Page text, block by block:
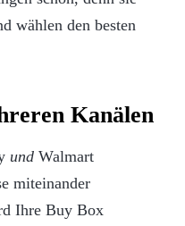
wählen den besten
Kanälen
und Walmart
miteinander
Ihre Buy Box